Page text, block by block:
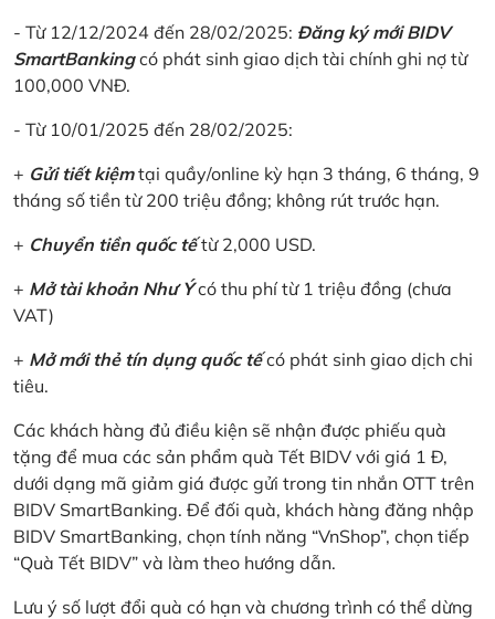
- Từ 12/12/2024 đến 28/02/2025: Đăng ký mới BIDV
SmartBankingcó phát sinh giao dịch tài chính ghi nợ từ
100,000 VNĐ.
- Từ 10/01/2025 đến 28/02/2025:
+ Gửi tiết kiệmtại quầy/online kỳ hạn 3 tháng, 6 tháng, 9
tháng số tiền từ 200 triệu đồng; không rút trước hạn.
+ Chuyển tiền quốc tếtừ 2,000 USD.
+ Mở tài khoản Như Ýcó thu phí từ 1 triệu đồng (chưa
VAT)
+ Mở mới thẻ tín dụng quốc tếcó phát sinh giao dịch chi
tiêu.
Các khách hàng đủ điều kiện sẽ nhận được phiếu quà
tặng để mua các sản phẩm quà Tết BIDV với giá 1 Đ,
dưới dạng mã giảm giá được gửi trong tin nhắn OTT trên
BIDV SmartBanking. Để đối quà, khách hàng đăng nhập
BIDV SmartBanking, chọn tính năng “VnShop”, chọn tiếp
“Quà Tết BIDV” và làm theo hướng dẫn.
Lưu ý số lượt đổi quà có hạn và chương trình có thể dừng